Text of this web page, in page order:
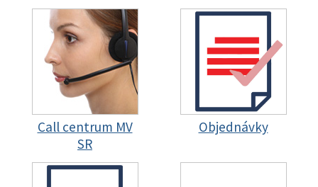
Call centrum MV
SR
Objednávky